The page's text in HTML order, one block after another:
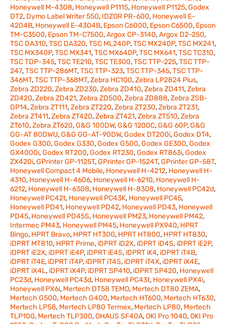
Honeywell M-4308, Honeywell P1115, Honeywell P1125,Godex
DT2, Dymo Label Writer 550, IDZOR PR-600, Honeywell E-
4204B, Honeywell E-4304B, Epson C6000, Epson C6500, Epson
TM-C3500, Epson TM-С7500,Argox CP-3140,Argox D2-250,
TSC DA310,TSC DA320,TSC ML240P,TSC MX240P,TSC MX241,
TSC MX340P,TSC MX341,TSC MX640P,TSC MX641,TSC TC310,
TSC TDP-345,TSC TE210,TSC TE300,TSC TTP-225,TSC TTP-
247,TSC TTP-286MT,TSC TTP-323,TSC TTP-345,TSC TTP-
346MT,TSC TTP-368MT,Zebra HC100,Zebra LP2824 Plus,
Zebra ZD220,Zebra ZD230,Zebra ZD410,Zebra ZD411,Zebra
ZD420,Zebra ZD421,Zebra ZD500,Zebra ZD888,Zebra ZSB-
DP14,Zebra ZT111,Zebra ZT220,Zebra ZT230,Zebra ZT231,
Zebra ZT411,Zebra ZT420,Zebra ZT421,Zebra ZT510,Zebra
ZT610,Zebra ZT620,G&G 100DW,G&G 1200C,G&G 60P,G&G
GG-AT 80DWU,G&G GG-AT-90DW,Godex DT200i,Godex DT4,
Godex G300,Godex G330,Godex G500,Godex GE300,Godex
GX4000i,Godex RT200,Godex RT230,Godex RT863i,Godex
ZX420i,GPrinter GP-1125T,GPrinter GP-1524T,GPrinter GP-58T,
Honeywell Compact 4 Mobile, Honeywell H-4212, Honeywell H-
4310, Honeywell H-4606, Honeywell H-6210, Honeywell H-
6212, Honeywell H-6308, Honeywell H-8308, Honeywell PC42d,
Honeywell PC42t, Honeywell PC43K, Honeywell PC45,
Honeywell PD41, Honeywell PD42, Honeywell PD43, Honeywell
PD45, Honeywell PD45S, Honeywell PM23, Honeywell PM42,
Intermec PM43, Honeywell PM45, Honeywell PX940, HPRT
Bingo, HPRT Bravo, HPRT HT300, HPRT HT800, HPRT HT830,
iDPRT MT810, HPRT Prime, iDPRT iD2X, iDPRT iD4S, iDPRT iE2P,
iDPRT iE2X, iDPRT iE4P, iDPRT iE4S, iDPRT iK4, iDPRT iT4B,
iDPRT iT4E, iDPRT iT4P, iDPRT iT4S, iDPRT iT4X, iDPRT iX4E,
iDPRT iX4L, iDPRT iX4P, iDPRT SP410, iDPRT SP420, Honeywell
PC23d, Honeywell PC43d, Honeywell PC43t, Honeywell PX4i,
Honeywell PX6i, Mertech DT58 TEMO, Mertech DT80 ZEMA,
Mertech G500, Mertech G400, Mertech HT600, Mertech HT630,
Mertech LP58, Mertech LP80 Termex, Mertech LP80, Mertech
TLP100, Mertech TLP300,OHAUS SF40A,OKI Pro 1040,OKI Pro